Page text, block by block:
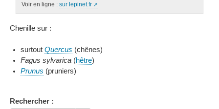
Voir en ligne : sur lepinet.fr
Chenille sur :
surtout Quercus (chênes)
Fagus sylvarica(hêtre)
Prunus (pruniers)
Rechercher :